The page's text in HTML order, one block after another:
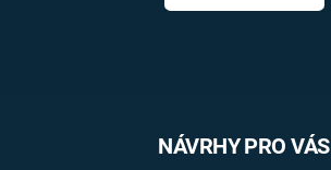
NÁVRHY PRO VÁS